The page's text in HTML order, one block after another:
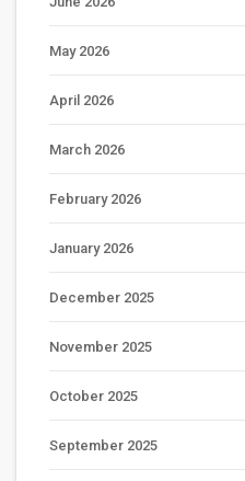
May 2026
April 2026
March 2026
February 2026
January 2026
December 2025
November 2025
October 2025
September 2025